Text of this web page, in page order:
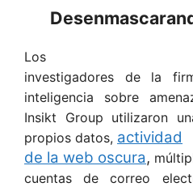
Los
investigadores de la
inteligencia sobre
Insikt Group utilizaron
propios datos, actividad
de la web oscura,
cuentas de correo